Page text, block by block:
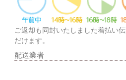
ご返却も同封いたしました着払い
だけます。
配送業者